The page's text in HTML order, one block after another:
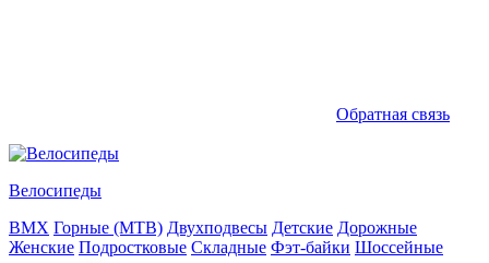
Обратная связь
Велосипеды
BMX Горные (MTB) Двухподвесы Детские Дорожные
Женские Подростковые Складные Фэт-байки Шоссейные